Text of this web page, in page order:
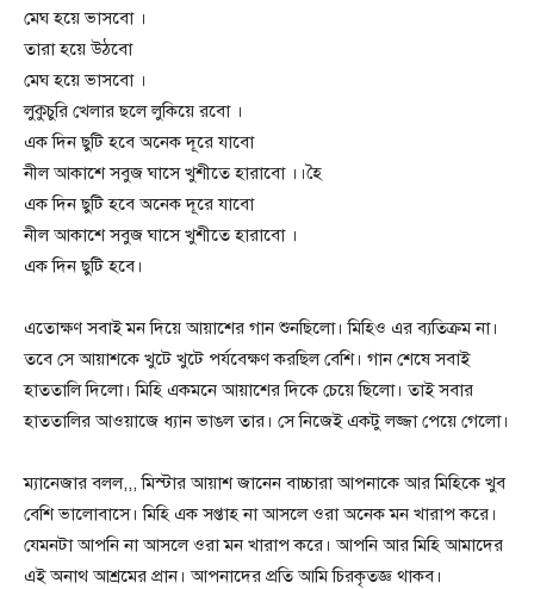
মেঘ হয়ে ভাসবো ।
তারা হয়ে উঠবো
মেঘ হয়ে ভাসবো ।
লুকুচুরি খেলার ছলে লুকিয়ে রবো ।
এক দিন ছুটি হবে অনেক দূরে যাবো
নীল আকাশে সবুজ ঘাসে খুশীতে হারাবো ।।হৈ
এক দিন ছুটি হবে অনেক দূরে যাবো
নীল আকাশে সবুজ ঘাসে খুশীতে হারাবো ।
এক দিন ছুটি হবে।
এতোক্ষণ সবাই মন দিয়ে আয়াশের গান শুনছিলো। মিহিও এর ব্যতিক্রম না।
তবে সে আয়াশকে খুটে খুটে পর্যবেক্ষণ করছিল বেশি। গান শেষে সবাই
হাততালি দিলো। মিহি একমনে আয়াশের দিকে চেয়ে ছিলো। তাই সবার
হাততালির আওয়াজে ধ্যান ভাঙল তার। সে নিজেই একটু লজ্জা পেয়ে গেলো।
ম্যানেজার বলল,,, মিস্টার আয়াশ জানেন বাচ্চারা আপনাকে আর মিহিকে খুব
বেশি ভালোবাসে। মিহি এক সপ্তাহ না আসলে ওরা অনেক মন খারাপ করে।
যেমনটা আপনি না আসলে ওরা মন খারাপ করে। আপনি আর মিহি আমাদের
এই অনাথ আশ্রমের প্রান। আপনাদের প্রতি আমি চিরকৃতজ্ঞ থাকব।